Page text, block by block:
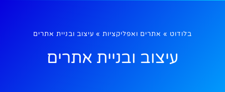
בלודוט » אתרים ואפליקציות » עיצוב ובניית אתרים
עיצוב ובניית אתרים